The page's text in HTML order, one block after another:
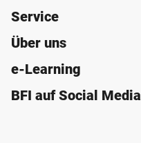
Service
Über uns
e-Learning
BFI auf Social Media